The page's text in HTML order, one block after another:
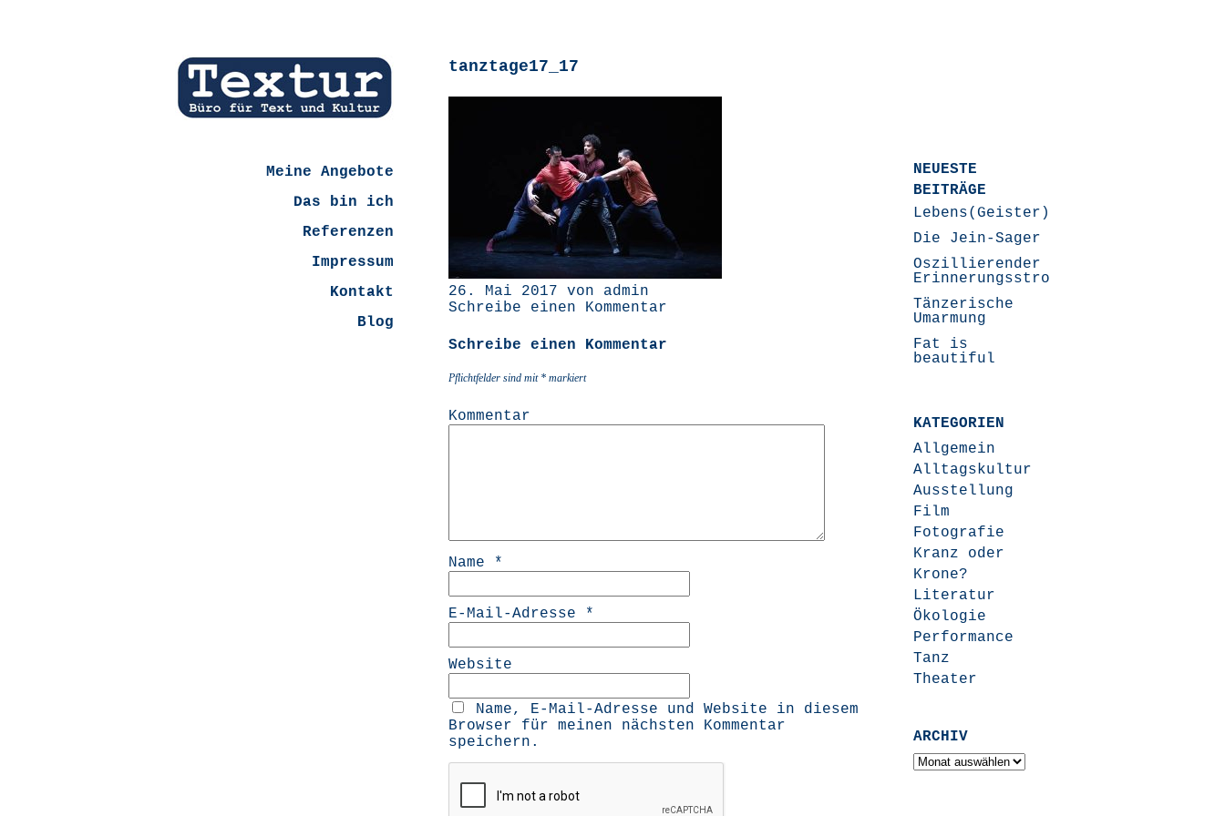
Meine Angebote
Das bin ich
Referenzen
Impressum
Kontakt
Blog
tanztage17_17
26. Mai 2017 von admin
Schreibe einen Kommentar
Schreibe einen Kommentar
Pflichtfelder sind mit * markiert
Kommentar
Name *
E-Mail-Adresse *
Website
Name, E-Mail-Adresse und Website in diesem
Browser für meinen nächsten Kommentar
speichern.
NEUESTE
BEITRÄGE
Lebens(Geister)Geschichten
Die Jein-Sager
Oszillierender
Erinnerungsstrom
Tänzerische
Umarmung
Fat is
beautiful
KATEGORIEN
Allgemein
Alltagskultur
Ausstellung
Film
Fotografie
Kranz oder
Krone?
Literatur
Ökologie
Performance
Tanz
Theater
ARCHIV
Archiv